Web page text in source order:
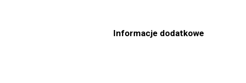
Informacje dodatkowe